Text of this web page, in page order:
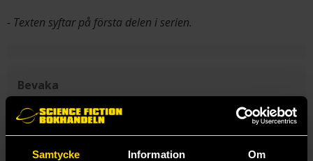
Samtycke Information Om
- Texten syftar på första delen i serien.
Bevaka
i serien blir tillgänglig för beställning.